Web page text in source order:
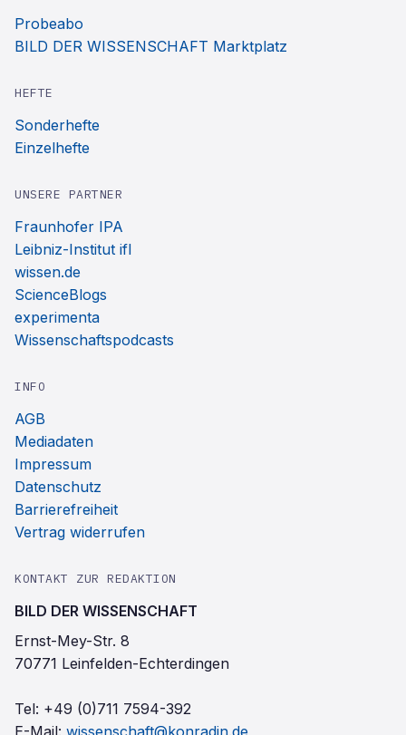
Probeabo
BILD DER WISSENSCHAFT Marktplatz
HEFTE
Sonderhefte
Einzelhefte
UNSERE PARTNER
Fraunhofer IPA
Leibniz-Institut ifl
wissen.de
ScienceBlogs
experimenta
Wissenschaftspodcasts
INFO
AGB
Mediadaten
Impressum
Datenschutz
Barrierefreiheit
Vertrag widerrufen
KONTAKT ZUR REDAKTION
BILD DER WISSENSCHAFT
Ernst-Mey-Str. 8
70771 Leinfelden-Echterdingen
Tel: +49 (0)711 7594-392
E-Mail: wissenschaft@konradin.de